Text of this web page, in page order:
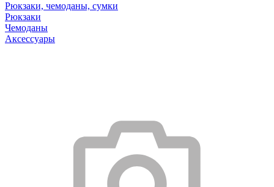
Рюкзаки, чемоданы, сумки
Рюкзаки
Чемоданы
Аксессуары